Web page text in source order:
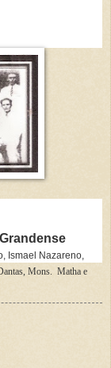
Ismael Nazareno,
Mons. Matha e